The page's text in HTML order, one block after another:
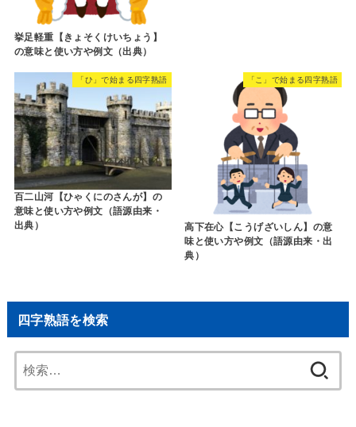
挙足軽重【きょそくけいちょう】
の意味と使い方や例文（出典）
「ひ」で始まる四字熟語
百二山河【ひゃくにのさんが】の
意味と使い方や例文（語源由来・
出典）
「こ」で始まる四字熟語
高下在心【こうげざいしん】の意
味と使い方や例文（語源由来・出
典）
四字熟語を検索
索: